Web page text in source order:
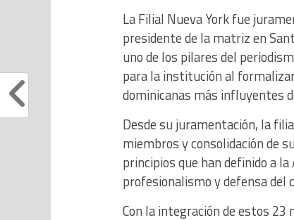
La Filial Nueva York fue
presidente de la matriz en
uno de los pilares del
para la institución al
dominicanas más influyentes
Desde su juramentación, la
miembros y consolidación de
principios que han definido a
profesionalismo y defensa del
Con la integración de estos 23